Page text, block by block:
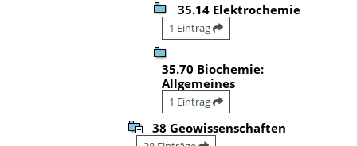
35.14 Elektrochemie
1 Eintrag
35.70 Biochemie:
Allgemeines
1 Eintrag
38 Geowissenschaften